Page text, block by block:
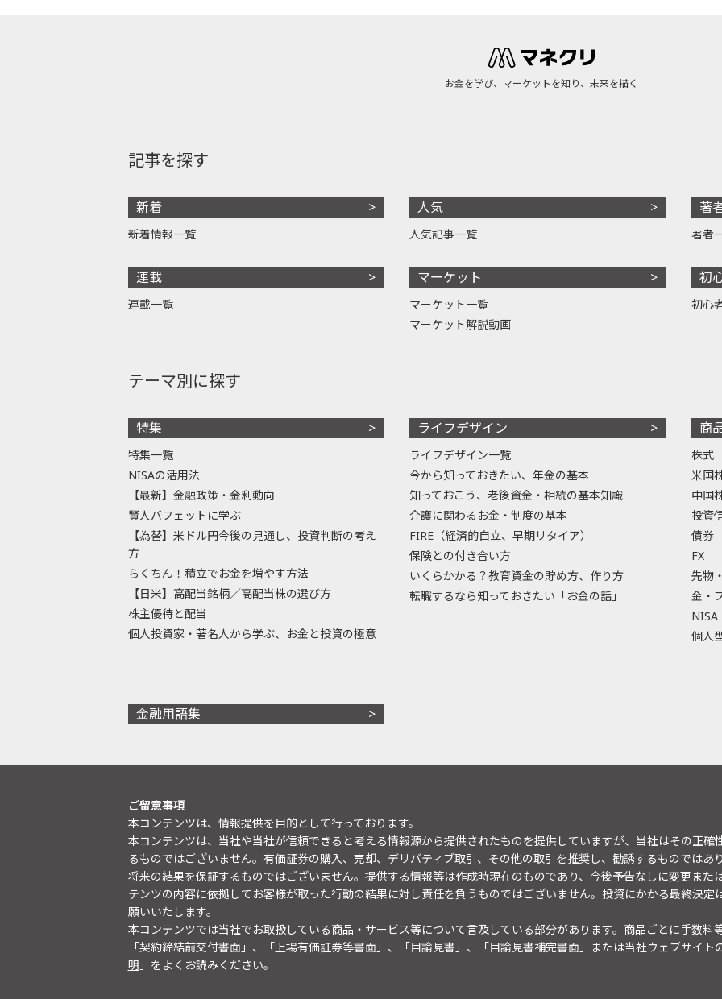
お金を学び、マーケットを知り、未来を描く
記事を探す
新着
新着情報一覧
連載
連載一覧
人気
人気記事一覧
マーケット
マーケット一覧
マーケット解説動画
著
著者
初
初心
テーマ別に探す
特集
特集一覧
NISAの活用法
【最新】金融政策・金利動向
賢人バフェットに学ぶ
【為替】米ドル円今後の見通し、投資判断の考え
方
らくちん！積立でお金を増やす方法
【日米】高配当銘柄／高配当株の選び方
株主優待と配当
個人投資家・著名人から学ぶ、お金と投資の極意
ライフデザイン
ライフデザイン一覧
今から知っておきたい、年金の基本
知っておこう、老後資金・相続の基本知識
介護に関わるお金・制度の基本
FIRE（経済的自立、早期リタイア）
保険との付き合い方
いくらかかる？教育資金の貯め方、作り方
転職するなら知っておきたい「お金の話」
商
株式
米国
中国
投資
債券
FX
先物
金・
NISA
個人
金融用語集
ご留意事項
本コンテンツは、情報提供を目的として行っております。
本コンテンツは、当社や当社が信頼できると考える情報源から提供されたものを提供していますが、当社はその正
るものではございません。有価証券の購入、売却、デリバティブ取引、その他の取引を推奨し、勧誘するものではあ
将来の結果を保証するものではございません。提供する情報等は作成時現在のものであり、今後予告なしに変更また
テンツの内容に依拠してお客様が取った行動の結果に対し責任を負うものではございません。投資にかかる最終決
願いいたします。
本コンテンツでは当社でお取扱している商品・サービス等について言及している部分があります。商品ごとに手数料
「契約締結前交付書面」、「上場有価証券等書面」、「目論見書」、「目論見書補完書面」または当社ウェブサイト
明 」をよくお読みください。